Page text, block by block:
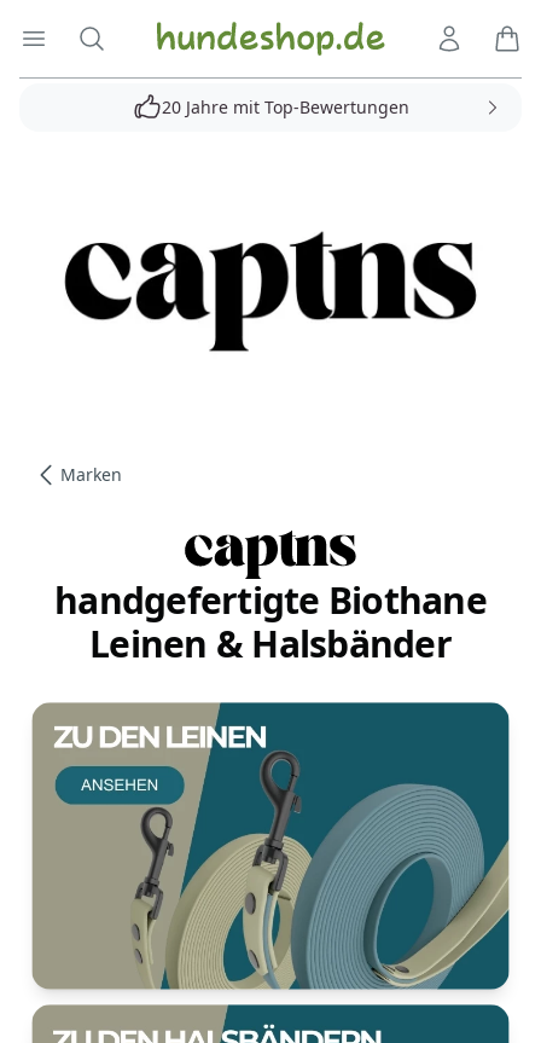
Menü öffnen
Suche Hundeshop.de
20 Jahre mit Top-Bewertungen
Marken
captns
handgefertigte Biothane
Leinen & Halsbänder